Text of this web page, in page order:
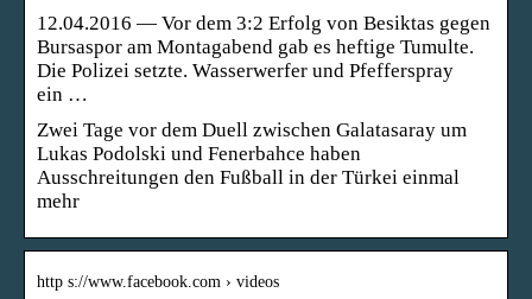
12.04.2016 — Vor dem 3:2 Erfolg von Besiktas gegen
Bursaspor am Montagabend gab es heftige Tumulte.
Die Polizei setzte. Wasserwerfer und Pfefferspray
ein …
Zwei Tage vor dem Duell zwischen Galatasaray um
Lukas Podolski und Fenerbahce haben
Ausschreitungen den Fußball in der Türkei einmal
mehr
http s://www.facebook.com › videos